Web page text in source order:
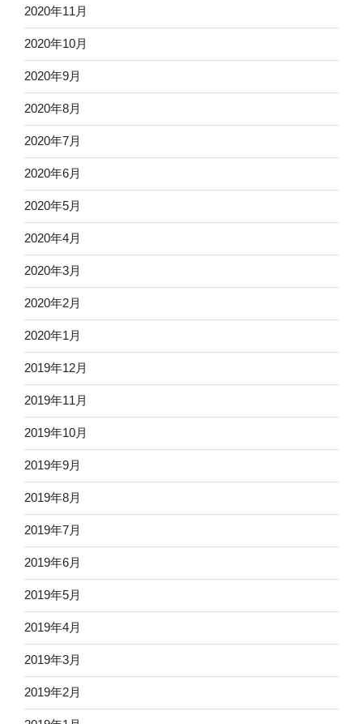
2020年11月
2020年10月
2020年9月
2020年8月
2020年7月
2020年6月
2020年5月
2020年4月
2020年3月
2020年2月
2020年1月
2019年12月
2019年11月
2019年10月
2019年9月
2019年8月
2019年7月
2019年6月
2019年5月
2019年4月
2019年3月
2019年2月